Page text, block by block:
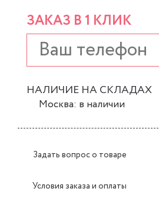
ЗАКАЗ В 1 КЛИК
НАЛИЧИЕ НА СКЛАДАХ
Москва: в наличии
Задать вопрос о товаре
Условия заказа и оплаты